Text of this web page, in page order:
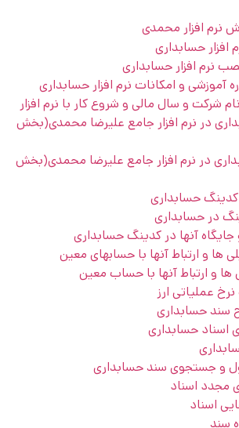
نرم افزار محمدی
در نرم افزار جامع علیرضا محمدی(بخش
در نرم افزار جامع علیرضا محمدی(بخش